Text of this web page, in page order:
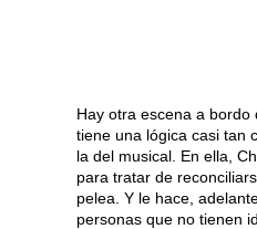
Hay otra escena a bordo
tiene una lógica casi tan
la del musical. En ella,
para tratar de
pelea. Y le hace,
personas que no tienen